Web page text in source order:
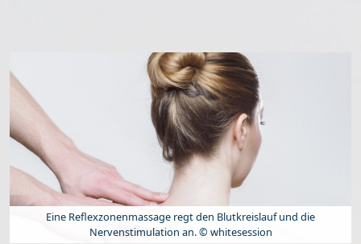
Eine Reflexzonenmassage regt den Blutkreislauf und die
Nervenstimulation an. © whitesession